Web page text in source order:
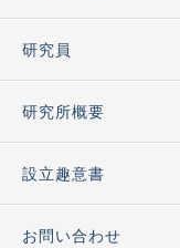
研究員
研究所概要
設立趣意書
お問い合わせ